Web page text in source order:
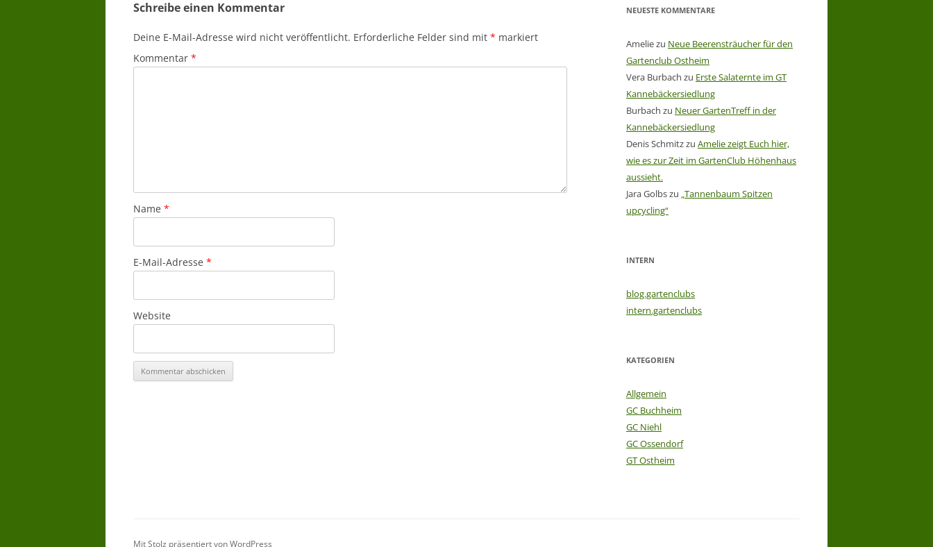
Schreibe einen Kommentar
Deine E-Mail-Adresse wird nicht veröffentlicht. Erforderliche Felder sind mit * markiert
Kommentar *
Name *
E-Mail-Adresse *
Website
NEUESTE KOMMENTARE
Ameliezu Neue Beerensträucher für den
Gartenclub Ostheim
Vera Burbach zu Erste Salaternte im GT
Kannebäckersiedlung
Burbach zu Neuer GartenTreff in der
Kannebäckersiedlung
Denis Schmitzzu Amelie zeigt Euch hier,
wie es zur Zeit im GartenClub Höhenhaus
aussieht.
Jara Golbszu „Tannenbaum Spitzen
upcycling“
INTERN
blog.gartenclubs
intern.gartenclubs
KATEGORIEN
Allgemein
GC Buchheim
GC Niehl
GC Ossendorf
GT Ostheim
Mit Stolz präsentiert von WordPress